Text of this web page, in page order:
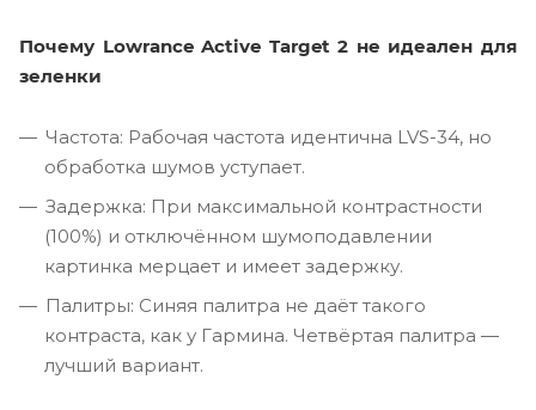
Почему Lowrance Active Target 2 не идеален для
зеленки
Частота: Рабочая частота идентична LVS-34, но
обработка шумов уступает.
Задержка: При максимальной контрастности
(100%) и отключённом шумоподавлении
картинка мерцает и имеет задержку.
Палитры: Синяя палитра не даёт такого
контраста, как у Гармина. Четвёртая палитра —
лучший вариант.